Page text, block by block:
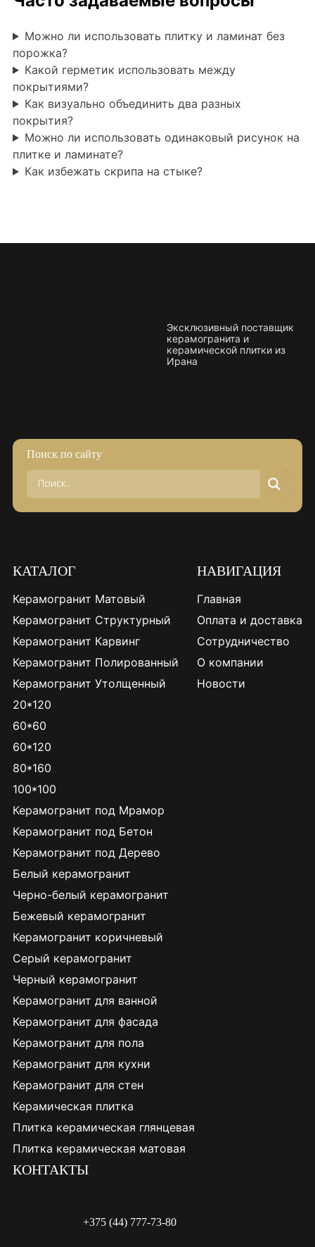
Можно ли использовать плитку и ламинат без
порожка?
Какой герметик использовать между
покрытиями?
Как визуально объединить два разных
покрытия?
Можно ли использовать одинаковый рисунок на
плитке и ламинате?
Как избежать скрипа на стыке?
Эксклюзивный поставщик
керамогранита и
керамической плитки из
Ирана
Поиск по сайту
КАТАЛОГ
Керамогранит Матовый
Керамогранит Структурный
Керамогранит Карвинг
Керамогранит Полированный
Керамогранит Утолщенный
20*120
60*60
60*120
80*160
100*100
Керамогранит под Мрамор
Керамогранит под Бетон
Керамогранит под Дерево
Белый керамогранит
Черно-белый керамогранит
Бежевый керамогранит
Керамогранит коричневый
Серый керамогранит
Черный керамогранит
Керамогранит для ванной
Керамогранит для фасада
Керамогранит для пола
Керамогранит для кухни
Керамогранит для стен
Керамическая плитка
Плитка керамическая глянцевая
Плитка керамическая матовая
НАВИГАЦИЯ
Главная
Оплата и доставка
Сотрудничество
О компании
Новости
КОНТАКТЫ
+375 (44) 777-73-80